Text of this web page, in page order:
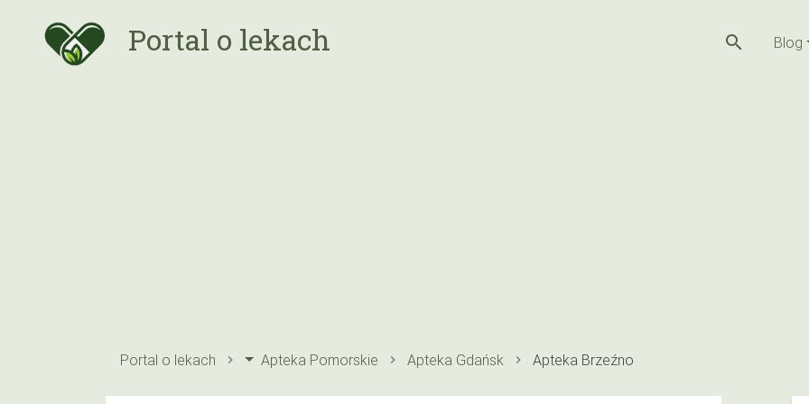
Portal o lekach search Blog
Portal o lekach Apteka Pomorskie Apteka Gdańsk Apteka Brzeźno